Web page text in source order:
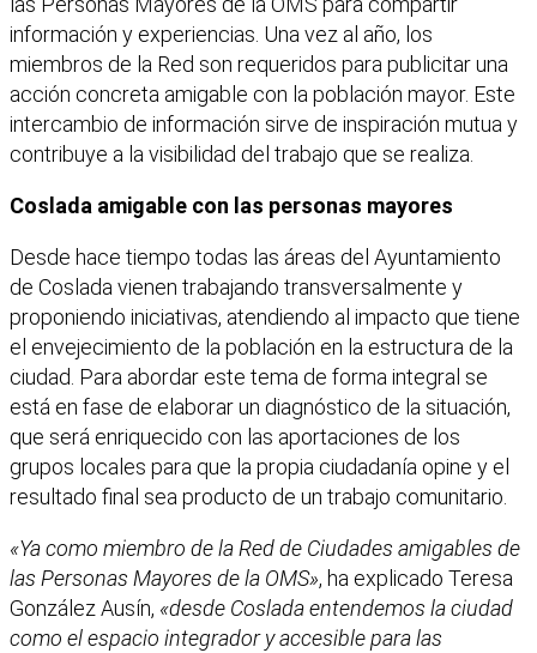
información y experiencias. Una vez al año, los
miembros de la Red son requeridos para publicitar una
acción concreta amigable con la población mayor. Este
intercambio de información sirve de inspiración mutua y
contribuye a la visibilidad del trabajo que se realiza.
Coslada amigable con las personas mayores
Desde hace tiempo todas las áreas del Ayuntamiento
de Coslada vienen trabajando transversalmente y
proponiendo iniciativas, atendiendo al impacto que tiene
el envejecimiento de la población en la estructura de la
ciudad. Para abordar este tema de forma integral se
está en fase de elaborar un diagnóstico de la situación,
que será enriquecido con las aportaciones de los
grupos locales para que la propia ciudadanía opine y el
resultado final sea producto de un trabajo comunitario.
«Ya como miembro de la Red de Ciudades amigables de
las Personas Mayores de la OMS», ha explicado Teresa
González Ausín, «desde Coslada entendemos la ciudad
como el espacio integrador y accesible para las